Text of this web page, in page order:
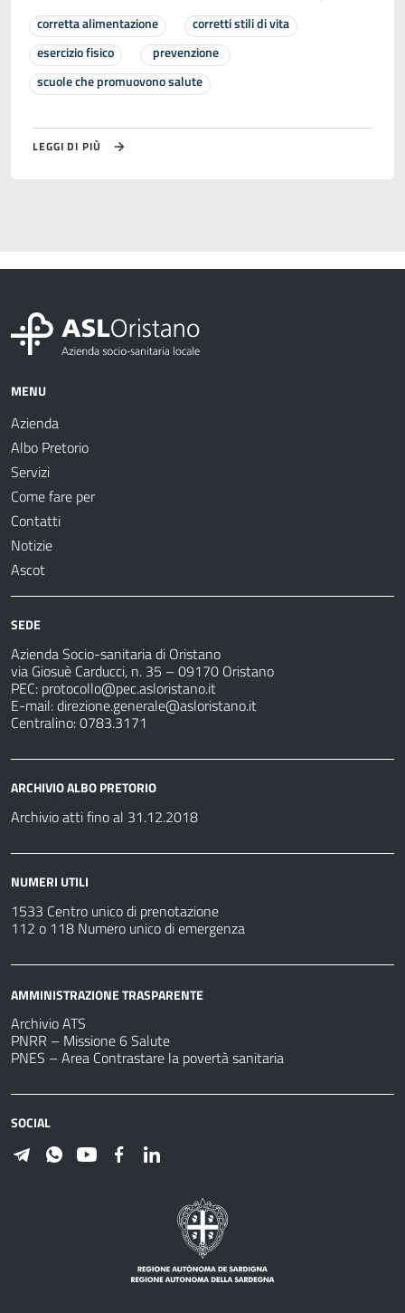
corretta alimentazione
corretti stili di vita
esercizio fisico
prevenzione
scuole che promuovono salute
LEGGI DI PIÙ
MENU
Azienda
Albo Pretorio
Servizi
Come fare per
Contatti
Notizie
Ascot
SEDE
Azienda Socio-sanitaria di Oristano
via Giosuè Carducci, n. 35 – 09170 Oristano
PEC: protocollo@pec.asloristano.it
E-mail:direzione.generale@asloristano.it
Centralino: 0783.3171
ARCHIVIO ALBO PRETORIO
Archivio atti fino al 31.12.2018
NUMERI UTILI
1533 Centro unico di prenotazione
112 o 118 Numero unico di emergenza
AMMINISTRAZIONE TRASPARENTE
Archivio ATS
PNRR – Missione 6 Salute
PNES – Area Contrastare la povertà sanitaria
SOCIAL